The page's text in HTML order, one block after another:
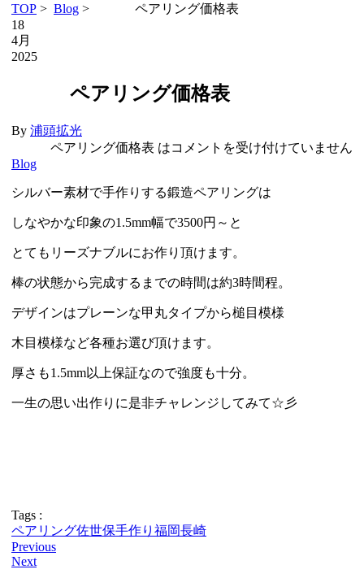
TOP > Blog > ペアリング価格表
18
4月
2025
ペアリング価格表
By 浦頭拡光
ペアリング価格表 はコメントを受け付けていません
Blog
シルバー素材で手作りする鍛造ペアリングは
しなやかな印象の1.5mm幅で3500円～と
とてもリーズナブルにお作り頂けます。
棒の状態から完成するまでの時間は約3時間程。
デザインはプレーンな甲丸タイプから槌目模様
木目模様など各種お選び頂けます。
厚さも1.5mm以上保証なので強度も十分。
一生の思い出作りに是非チャレンジしてみて☆彡
Tags :
ペアリング佐世保手作り 福岡長崎
Previous
Next